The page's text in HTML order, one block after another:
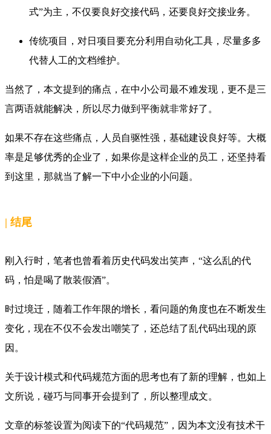
式”为主，不仅要良好交接代码，还要良好交接业务。
传统项目，对日项目要充分利用自动化工具，尽量多多
代替人工的文档维护。
当然了，本文提到的痛点，在中小公司最不难发现，更不是三
言两语就能解决，所以尽力做到平衡就非常好了。
如果不存在这些痛点，人员自驱性强，基础建设良好等。大概
率是足够优秀的企业了，如果你是这样企业的员工，还坚持看
到这里，那就当了解一下中小企业的小问题。
| 结尾
刚入行时，笔者也曾看着历史代码发出笑声，“这么乱的代
码，怕是喝了散装假酒”。
时过境迁，随着工作年限的增长，看问题的角度也在不断发生
变化，现在不仅不会发出嘲笑了，还总结了乱代码出现的原
因。
关于设计模式和代码规范方面的思考也有了新的理解，也如上
文所说，碰巧与同事开会提到了，所以整理成文。
文章的标签设置为阅读下的“代码规范”，因为本文没有技术干